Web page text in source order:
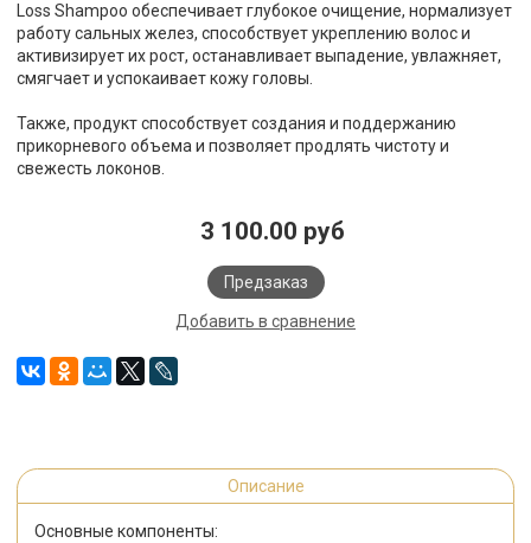
Loss Shampoo обеспечивает глубокое очищение, нормализует
работу сальных желез, способствует укреплению волос и
активизирует их рост, останавливает выпадение, увлажняет,
смягчает и успокаивает кожу головы.
Также, продукт способствует создания и поддержанию
прикорневого объема и позволяет продлять чистоту и
свежесть локонов.
3 100.00 руб
Предзаказ
Добавить в сравнение
Описание
Основные компоненты: